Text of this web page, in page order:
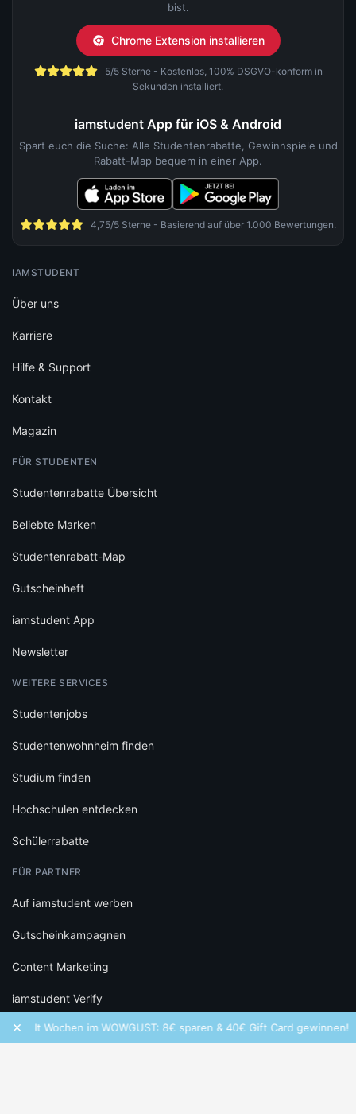
×Wochen im WOWGUST: 8€ sparen & 40€ Gift Card gewinnen!
bist.
Chrome Extension installieren
5/5 Sterne - Kostenlos, 100% DSGVO-konform in
Sekunden installiert.
iamstudent App für iOS & Android
Spart euch die Suche: Alle Studentenrabatte, Gewinnspiele und
Rabatt-Map bequem in einer App.
4,75/5 Sterne - Basierend auf über 1.000 Bewertungen.
IAMSTUDENT
Über uns
Karriere
Hilfe & Support
Kontakt
Magazin
FÜR STUDENTEN
Studentenrabatte Übersicht
Beliebte Marken
Studentenrabatt-Map
Gutscheinheft
iamstudent App
Newsletter
WEITERE SERVICES
Studentenjobs
Studentenwohnheim finden
Studium finden
Hochschulen entdecken
Schülerrabatte
FÜR PARTNER
Auf iamstudent werben
Gutscheinkampagnen
Content Marketing
iamstudent Verify